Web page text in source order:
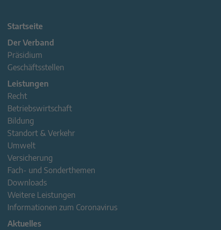
Startseite
Der Verband
Präsidium
Geschäftsstellen
Leistungen
Recht
Betriebswirtschaft
Bildung
Standort & Verkehr
Umwelt
Versicherung
Fach- und Sonderthemen
Downloads
Weitere Leistungen
Informationen zum Coronavirus
Aktuelles